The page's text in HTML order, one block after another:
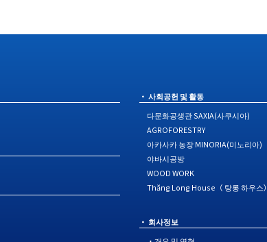
사회공헌 및 활동
다문화공생관 SAXIA(사쿠시아)
AGROFORESTRY
아카사카 농장 MINORIA(미노리아)
야바시공방
WOOD WORK
Thăng Long House（ 탕롱 하우스）
회사정보